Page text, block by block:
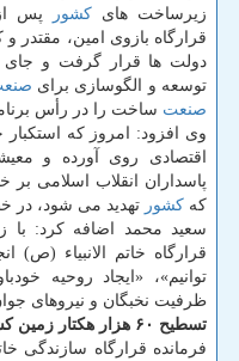
زیرساخت هایكشور
پس
قرارگاه بازوی امین، مقتدر و
دولت ها قرار گرفت و جای
توسعه و الگوسازی برای
صنعت ساخت را در رأس
وی افزود: امروز كه
اقتصادی روی آورده و
پاسداران انقلاب اسلامی
كه كشور تهدید می شود، در
قرارگاه خاتم الانبیاء
توانیم»، «ایجاد روحیه
ظرفیت نخبگان و نیروهای
تسطیح ۶۰ هزار هكتار زمین كشاورزی
فرمانده قرارگاه سازندگی